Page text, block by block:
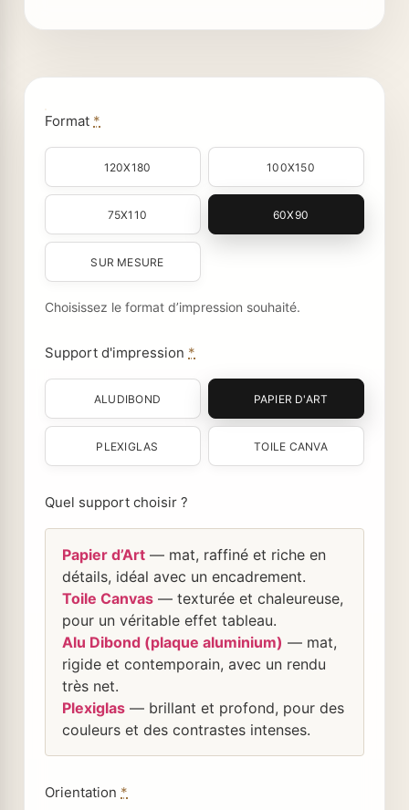
Format *
120X180 100X150
75X110 60X90
SUR MESURE
Choisissez le format d’impression souhaité.
Support d'impression *
ALUDIBOND PAPIER D'ART
PLEXIGLAS TOILE CANVA
Quel support choisir ?
Papier d’Art — mat, raffiné et riche en
détails, idéal avec un encadrement.
Toile Canvas — texturée et chaleureuse,
pour un véritable effet tableau.
Alu Dibond (plaque aluminium) — mat,
rigide et contemporain, avec un rendu
très net.
Plexiglas — brillant et profond, pour des
couleurs et des contrastes intenses.
Orientation *